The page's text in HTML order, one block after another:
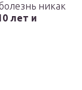
никак
лет и